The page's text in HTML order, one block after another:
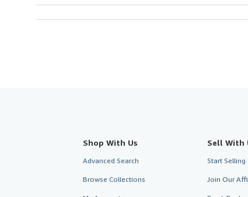
Shop With Us
Advanced Search
Browse Collections
Sell With
Start Selling
Join Our